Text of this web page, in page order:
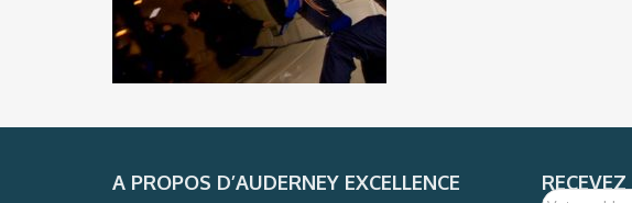
A PROPOS D’AUDERNEY EXCELLENCE